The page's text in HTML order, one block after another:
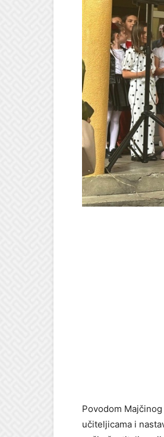
Povodom
učiteljicama i